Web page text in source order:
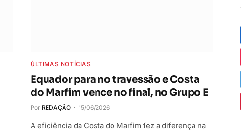
ÚLTIMAS NOTÍCIAS
Equador para no travessão e Costa
do Marfim vence no final, no Grupo E
Por REDAÇÃO 15/06/2026
A eficiência da Costa do Marfim fez a diferença na